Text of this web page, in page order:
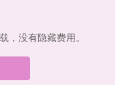
，没有隐藏费用。